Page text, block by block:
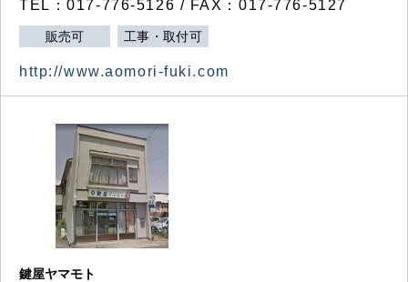
TEL：017-776-5126 / FAX：017-776-5127
販売可 工事・取付可
http://www.aomori-fuki.com
鍵屋ヤマモト